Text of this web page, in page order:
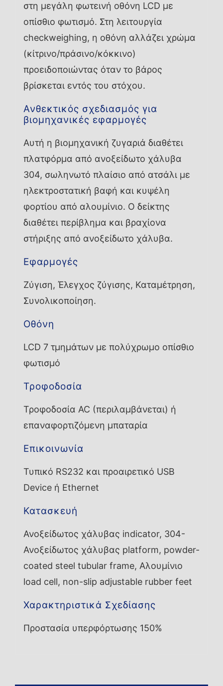
στη μεγάλη φωτεινή οθόνη LCD με
οπίσθιο φωτισμό. Στη λειτουργία
checkweighing, η οθόνη αλλάζει χρώμα
(κίτρινο/πράσινο/κόκκινο)
προειδοποιώντας όταν το βάρος
βρίσκεται εντός του στόχου.
Ανθεκτικός σχεδιασμός για
βιομηχανικές εφαρμογές
Αυτή η βιομηχανική ζυγαριά διαθέτει
πλατφόρμα από ανοξείδωτο χάλυβα
304, σωληνωτό πλαίσιο από ατσάλι με
ηλεκτροστατική βαφή και κυψέλη
φορτίου από αλουμίνιο. Ο δείκτης
διαθέτει περίβλημα και βραχίονα
στήριξης από ανοξείδωτο χάλυβα.
Εφαρμογές
Ζύγιση, Έλεγχος ζύγισης, Καταμέτρηση,
Συνολικοποίηση.
Οθόνη
LCD 7 τμημάτων με πολύχρωμο οπίσθιο
φωτισμό
Τροφοδοσία
Τροφοδοσία AC (περιλαμβάνεται) ή
επαναφορτιζόμενη μπαταρία
Επικοινωνία
Τυπικό RS232 και προαιρετικό USB
Device ή Ethernet
Κατασκευή
Ανοξείδωτος χάλυβας indicator, 304-
Ανοξείδωτος χάλυβας platform, powder-
coated steel tubular frame, Αλουμίνιο
load cell, non-slip adjustable rubber feet
Χαρακτηριστικά Σχεδίασης
Προστασία υπερφόρτωσης 150%